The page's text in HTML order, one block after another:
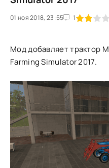
01 ноя 2018, 23:55 1
1 2 3 4 5
Мод добавляет трактор
Farming Simulator 2017.